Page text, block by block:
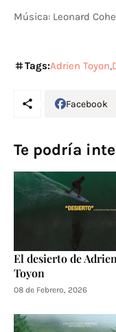
Música: Leonard
Tags:Adrien Toyon
Facebook
Te podría
El desierto de Adrien
Toyon
08 de Febrero, 2026